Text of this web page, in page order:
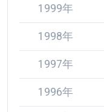
1999年
1998年
1997年
1996年